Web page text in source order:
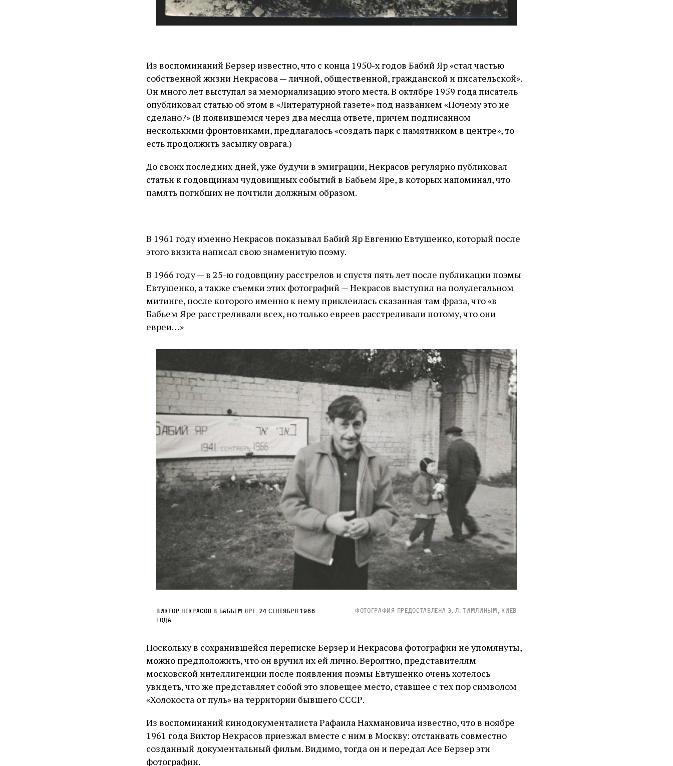
Из воспоминаний Берзер известно, что с конца 1950-х годов Бабий Яр «стал частью
собственной жизни Некрасова — личной, общественной, гражданской и писательской».
Он много лет выступал за мемориализацию этого места. В октябре 1959 года писатель
опубликовал статью об этом в «Литературной газете» под названием «Почему это не
сделано?» (В появившемся через два месяца ответе, причем подписанном
несколькими фронтовиками, предлагалось «создать парк с памятником в центре», то
есть продолжить засыпку оврага.)
До своих последних дней, уже будучи в эмиграции, Некрасов регулярно публиковал
статьи к годовщинам чудовищных событий в Бабьем Яре, в которых напоминал, что
память погибших не почтили должным образом.
В 1961 году именно Некрасов показывал Бабий Яр Евгению Евтушенко, который после
этого визита написал свою знаменитую поэму.
В 1966 году — в 25-ю годовщину расстрелов и спустя пять лет после публикации поэмы
Евтушенко, а также съемки этих фотографий — Некрасов выступил на полулегальном
митинге, после которого именно к нему приклеилась сказанная там фраза, что«в
Бабьем Яре расстреливали всех, но только евреев расстреливали потому, что они
евреи…»
Виктор Некрасов в Бабьем яре. 24 сентября 1966
года
Фотография предоставленА Э. Л. Тимлиным, Киев
Поскольку в сохранившейся переписке Берзер и Некрасова фотографии не упомянуты,
можно предположить, что он вручил их ей лично. Вероятно, представителям
московской интеллигенции после появления поэмы Евтушенко очень хотелось
увидеть, что же представляет собой это зловещее место, ставшее с тех пор символом
«Холокоста от пуль» на территории бывшего СССР.
Из воспоминаний кинодокументалиста Рафаила Нахмановича известно, что в ноябре
1961 года Виктор Некрасов приезжал вместе с ним в Москву: отстаивать совместно
созданный документальный фильм. Видимо, тогда он и передал Асе Берзер эти
фотографии.